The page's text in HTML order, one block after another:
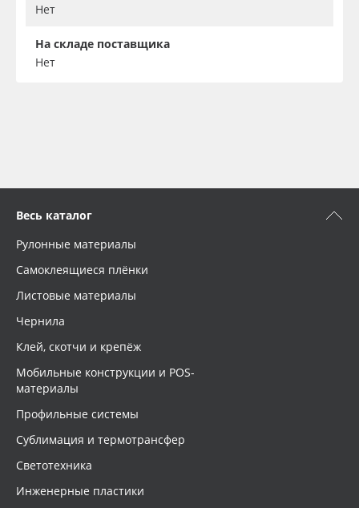
Нет
На складе поставщика
Нет
Весь каталог
Рулонные материалы
Самоклеящиеся плёнки
Листовые материалы
Чернила
Клей, скотчи и крепёж
Мобильные конструкции и POS-
материалы
Профильные системы
Сублимация и термотрансфер
Светотехника
Инженерные пластики